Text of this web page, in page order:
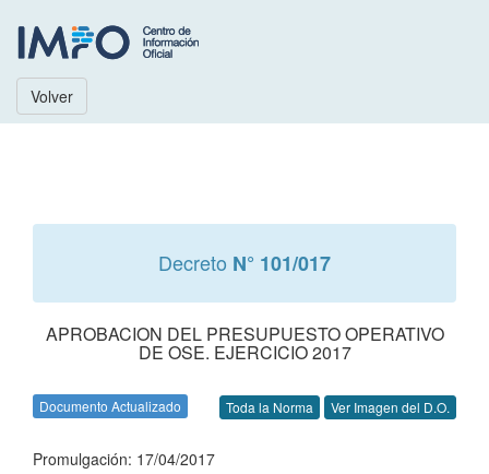
Volver
Decreto N° 101/017
APROBACION DEL PRESUPUESTO OPERATIVO
DE OSE. EJERCICIO 2017
Documento Actualizado Toda la Norma Ver Imagen del D.O.
Promulgación: 17/04/2017